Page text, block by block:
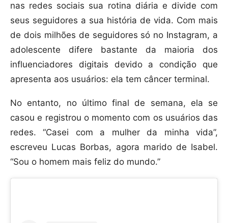
nas redes sociais sua rotina diária e divide com
seus seguidores a sua história de vida. Com mais
de dois milhões de seguidores só no Instagram, a
adolescente difere bastante da maioria dos
influenciadores digitais devido a condição que
apresenta aos usuários: ela tem câncer terminal.
No entanto, no último final de semana, ela se
casou e registrou o momento com os usuários das
redes. “Casei com a mulher da minha vida”,
escreveu Lucas Borbas, agora marido de Isabel.
“Sou o homem mais feliz do mundo.”